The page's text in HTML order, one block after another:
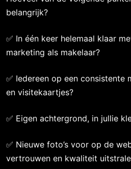
belangrijk?
✅ In één keer helemaal klaar
marketing als makelaar?
✅ Iedereen op een consistente
en visitekaartjes?
✅ Eigen achtergrond, in jullie
✅ Nieuwe foto’s voor op de
vertrouwen en kwaliteit